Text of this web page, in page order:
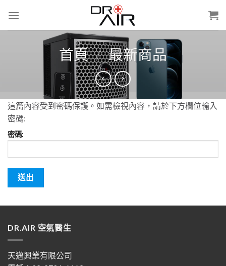
content
首頁 / 最新商品
這篇內容受到密碼保護。如需檢視內容，請於下方欄位輸入
密碼:
密碼:
DR.AIR 空氣醫生
天邁興業有限公司